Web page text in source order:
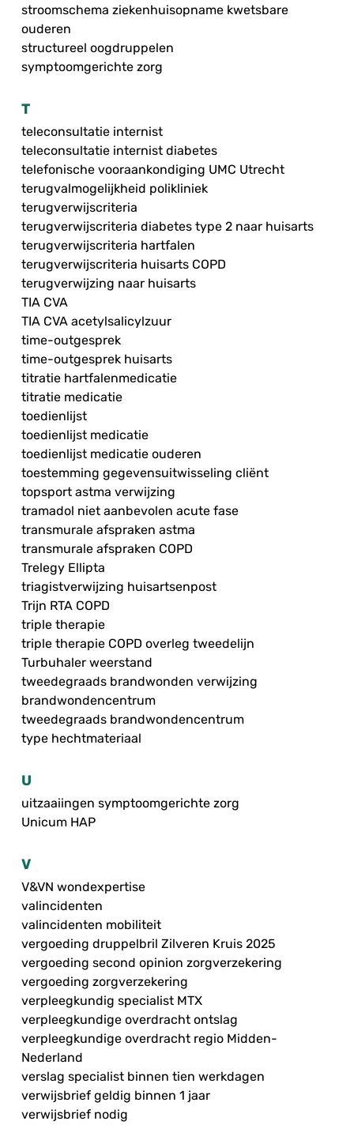
stroomschema ziekenhuisopname kwetsbare
ouderen
structureel oogdruppelen
symptoomgerichte zorg
T
teleconsultatie internist
teleconsultatie internist diabetes
telefonische vooraankondiging UMC Utrecht
terugvalmogelijkheid polikliniek
terugverwijscriteria
terugverwijscriteria diabetes type 2 naar huisarts
terugverwijscriteria hartfalen
terugverwijscriteria huisarts COPD
terugverwijzing naar huisarts
TIA CVA
TIA CVA acetylsalicylzuur
time-outgesprek
time-outgesprek huisarts
titratie hartfalenmedicatie
titratie medicatie
toedienlijst
toedienlijst medicatie
toedienlijst medicatie ouderen
toestemming gegevensuitwisseling cliënt
topsport astma verwijzing
tramadol niet aanbevolen acute fase
transmurale afspraken astma
transmurale afspraken COPD
Trelegy Ellipta
triagistverwijzing huisartsenpost
Trijn RTA COPD
triple therapie
triple therapie COPD overleg tweedelijn
Turbuhaler weerstand
tweedegraads brandwonden verwijzing
brandwondencentrum
tweedegraads brandwondencentrum
type hechtmateriaal
U
uitzaaiingen symptoomgerichte zorg
Unicum HAP
V
V&VN wondexpertise
valincidenten
valincidenten mobiliteit
vergoeding druppelbril Zilveren Kruis 2025
vergoeding second opinion zorgverzekering
vergoeding zorgverzekering
verpleegkundig specialist MTX
verpleegkundige overdracht ontslag
verpleegkundige overdracht regio Midden-
Nederland
verslag specialist binnen tien werkdagen
verwijsbrief geldig binnen 1 jaar
verwijsbrief nodig